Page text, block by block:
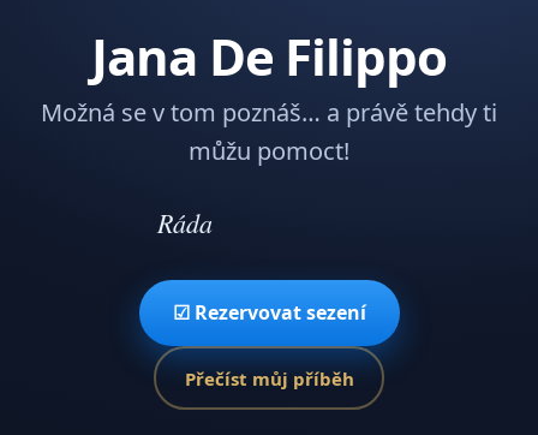
Jana De Filippo
Možná se v tom poznáš… a právě tehdy ti
můžu pomoct!
Ráda Vám pomohu najít směr.
☑ Rezervovat sezení
Přečíst můj příběh